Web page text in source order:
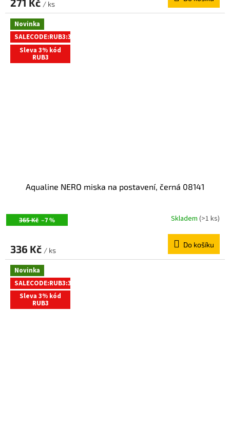
271 Kč / ks
Novinka
SALECODE:RUB3:3:%
Sleva 3% kód
RUB3
365 Kč –7 %
Aqualine NERO miska na postavení, černá 08141
Skladem (>1 ks)
336 Kč / ks
Do košíku
Novinka
SALECODE:RUB3:3:%
Sleva 3% kód
RUB3